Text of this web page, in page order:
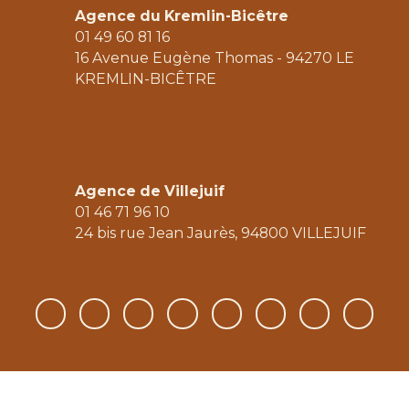
Agence du Kremlin-Bicêtre
01 49 60 81 16
16 Avenue Eugène Thomas - 94270 LE
KREMLIN-BICÊTRE
Agence de Villejuif
01 46 71 96 10
24 bis rue Jean Jaurès, 94800 V ILLEJUIF